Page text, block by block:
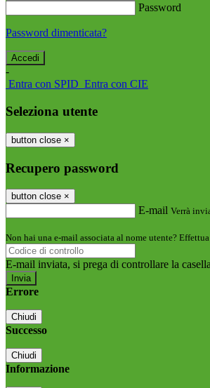
Password
Password dimenticata?
-
Entra con SPID Entra con CIE
Seleziona utente
button close ×
Recupero password
button close ×
E-mail Verrà
Non hai una e-mail associata al nome utente?
E-mail inviata, si prega di controllare la
Errore
Chiudi
Successo
Chiudi
Informazione